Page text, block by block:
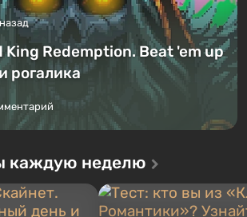
King Redemption. Beat 'em up
рогалика
каждую неделю